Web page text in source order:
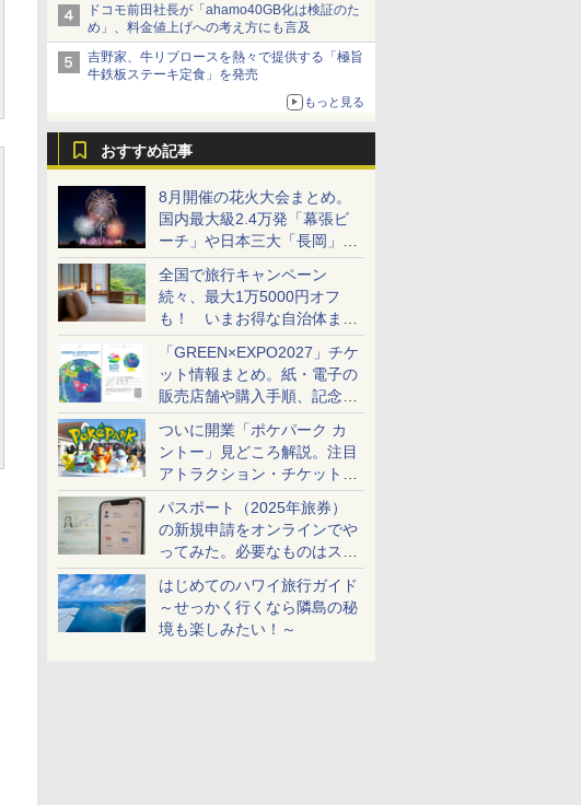
ドコモ前田社長が「ahamo40GB化は検証のた
め」、料金値上げへの考え方にも言及
吉野家、牛リブロースを熱々で提供する「極旨
牛鉄板ステーキ定食」を発売
もっと見る
おすすめ記事
8月開催の花火大会まとめ。
国内最大級2.4万発「幕張ビ
ーチ」や日本三大「長岡」な
ど大型イベント目白押し！
全国で旅行キャンペーン
続々、最大1万5000円オフ
も！ いまお得な自治体まと
め
「GREEN×EXPO2027」チケ
ット情報まとめ。紙・電子の
販売店舗や購入手順、記念チ
ケットも解説
ついに開業「ポケパーク カ
ントー」見どころ解説。注目
アトラクション・チケット手
配・来場前に必要な準備は？
パスポート（2025年旅券）
の新規申請をオンラインでや
ってみた。必要なものはスマ
ホとマイナカードのみ
はじめてのハワイ旅行ガイド
～せっかく行くなら隣島の秘
境も楽しみたい！～